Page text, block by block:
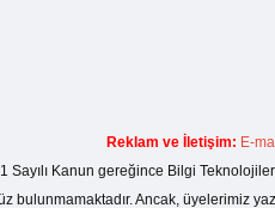
Reklam ve İletişim: E-
Sayılı Kanun gereğince Bilgi
bulunmamaktadır. Ancak, üyelerimiz